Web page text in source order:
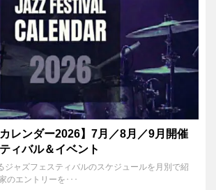
カレンダー2026】7月／8月／9月開催
ィバル＆イベント
ジャズフェスティバルのスケジュールを月別で紹
のエントリーを･･･